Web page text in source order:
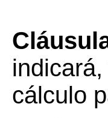
cálculo